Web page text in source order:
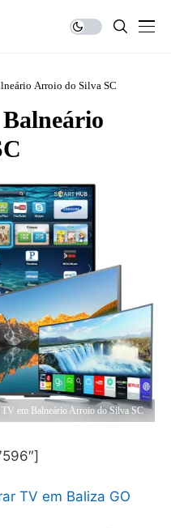
Arroio do Silva SC
em Balneário Arroio do Silva SC
TV em Baliza GO